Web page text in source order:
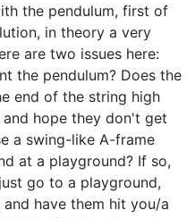
the pendulum, first of
in theory a very
are two issues here:
the pendulum? Does the
end of the string high
hope they don't get
a swing-like A-frame
at a playground? If so,
go to a playground,
have them hit you/a